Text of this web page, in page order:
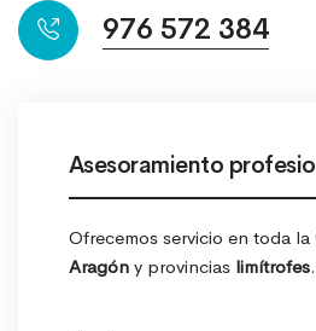
976 572 384
Asesoramiento
Ofrecemos servicio en toda la
Aragóny provincias limítrofes.